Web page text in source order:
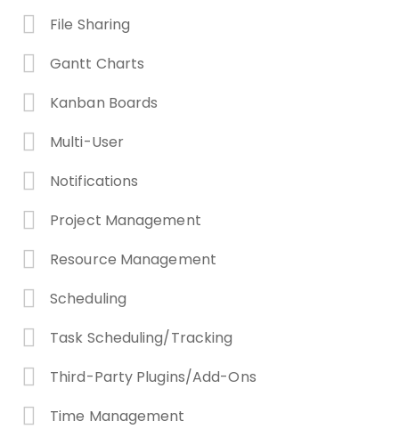
File Sharing
Gantt Charts
Kanban Boards
Multi-User
Notifications
Project Management
Resource Management
Scheduling
Task Scheduling/Tracking
Third-Party Plugins/Add-Ons
Time Management